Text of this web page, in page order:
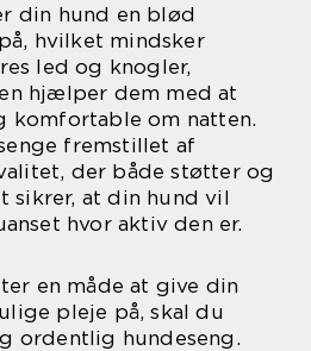
din hund en blød
hvilket mindsker
led og knogler,
hjælper dem med at
komfortable om natten.
fremstillet af
der både støtter og
sikrer, at din hund vil
hvor aktiv den er.
en måde at give din
pleje på, skal du
ordentlig hundeseng.